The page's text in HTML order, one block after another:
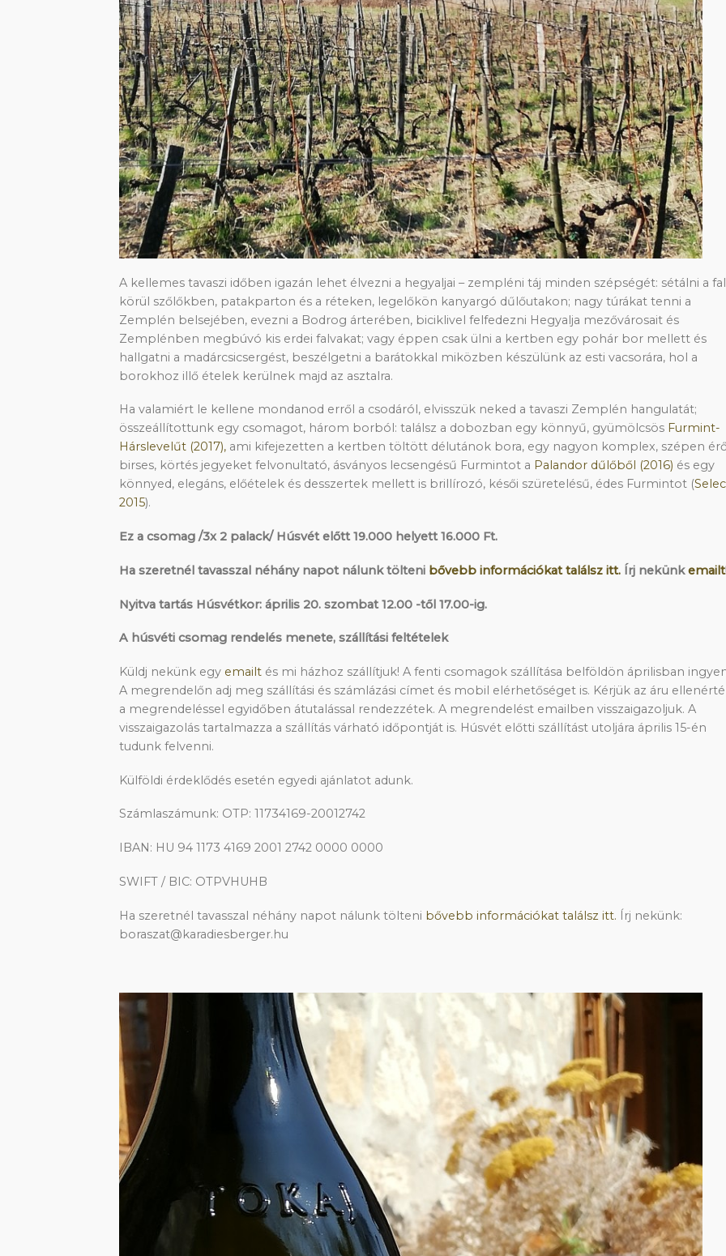
A kellemes tavaszi időben igazán lehet élvezni a hegyaljai – zempléni táj minden szépségét: sétálni a
körül szőlőkben, patakparton és a réteken, legelőkön kanyargó dűlőutakon; nagy túrákat tenni a
Zemplén belsejében, evezni a Bodrog árterében, biciklivel felfedezni Hegyalja mezővárosait és
Zemplénben megbúvó kis erdei falvakat; vagy éppen csak ülni a kertben egy pohár bor mellett és
hallgatni a madárcsicsergést, beszélgetni a barátokkal miközben készülünk az esti vacsorára, hol a
borokhoz illő ételek kerülnek majd az asztalra.
Ha valamiért le kellene mondanod erről a csodáról, elvisszük neked a tavaszi Zemplén hangulatát;
összeállítottunk egy csomagot, három borból: találsz a dobozban egy könnyű, gyümölcsös Furmint-
Hárslevelűt (2017), ami kifejezetten a kertben töltött délutánok bora, egy nagyon komplex, szépen
birses, körtés jegyeket felvonultató, ásványos lecsengésű Furmintot a Palandor dűlőből (2016) és egy
könnyed, elegáns, előételek és desszertek mellett is brillírozó, késői szüretelésű, édes Furmintot (
2015).
Ez a csomag /3x 2 palack/ Húsvét előtt 19.000 helyett 16.000 Ft.
Ha szeretnél tavasszal néhány napot nálunk tölteni bővebb információkat találsz itt. Írj nekünkemailt
Nyitva tartás Húsvétkor: április 20. szombat 12.00 -től 17.00-ig.
A húsvéti csomag rendelés menete, szállítási feltételek
Küldj nekünk egy emailt és mi házhoz szállítjuk! A fenti csomagok szállítása belföldön áprilisban
A megrendelőn adj meg szállítási és számlázási címet és mobil elérhetőséget is. Kérjük az áru
a megrendeléssel egyidőben átutalással rendezzétek. A megrendelést emailben visszaigazoljuk. A
visszaigazolás tartalmazza a szállítás várható időpontját is. Húsvét előtti szállítást utoljára április 15-én
tudunk felvenni.
Külföldi érdeklődés esetén egyedi ajánlatot adunk.
Számlaszámunk: OTP: 11734169-20012742
IBAN: HU 94 1173 4169 2001 2742 0000 0000
SWIFT / BIC: OTPVHUHB
Ha szeretnél tavasszal néhány napot nálunk tölteni bővebb információkat találsz itt. Írj nekünk:
boraszat@karadiesberger.hu